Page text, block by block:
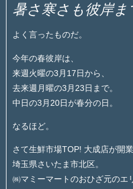
暑さ寒さも彼岸ま
よく言ったものだ。
今年の春彼岸は、
来週火曜の3月17日から、
去来週月曜の3月23日まで。
中日の3月20日が春分の日。
なるほど。
さて生鮮市場TOP! 大成店が開業
埼玉県さいたま市北区。
㈱マミーマートのおひざ元のエ